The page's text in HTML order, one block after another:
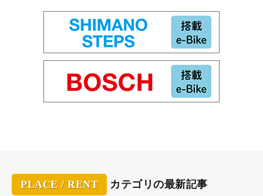
Sport ＆ Do Resort リソルの森
所在：〒297-0201 千葉県長生郡長柄町上野521-4
電話番号：0475-35-3333
アクセス：
・東京湾アクアラインから圏央道利用 「茂原長柄スマートIC」
・東関東自動車道、京葉道路利用 県道67号線「板倉IC」から約5
PLACE / RENT カテゴリの最新記事